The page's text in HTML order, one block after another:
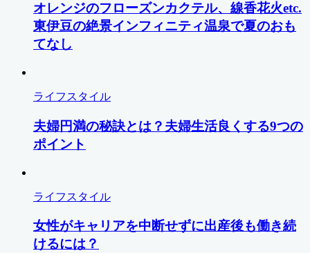
オレンジのフローズンカクテル、線香花火etc.
東伊豆の絶景インフィニティ温泉で夏のおも
てなし
ライフスタイル
夫婦円満の秘訣とは？夫婦生活良くする9つの
ポイント
ライフスタイル
女性がキャリアを中断せずに出産後も働き続
けるには？